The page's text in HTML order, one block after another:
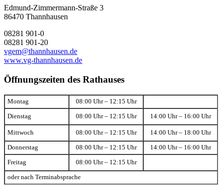
Edmund-Zimmermann-Straße 3
86470 Thannhausen
08281 901-0
08281 901-20
vgem@thannhausen.de
www.vg-thannhausen.de
Öffnungszeiten des Rathauses
Montag 08:00 Uhr – 12:15 Uhr
Dienstag 08:00 Uhr – 12:15 Uhr 14:00 Uhr – 16:00 Uhr
Mittwoch 08:00 Uhr – 12:15 Uhr 14:00 Uhr – 18:00 Uhr
Donnerstag 08:00 Uhr – 12:15 Uhr 14:00 Uhr – 16:00 Uhr
Freitag 08:00 Uhr – 12:15 Uhr
oder nach Terminabsprache